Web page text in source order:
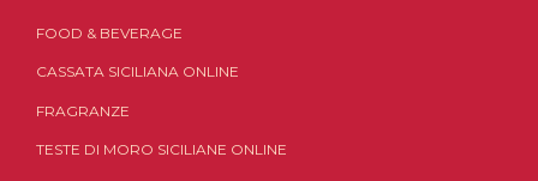
FOOD & BEVERAGE
CASSATA SICILIANA ONLINE
FRAGRANZE
TESTE DI MORO SICILIANE ONLINE